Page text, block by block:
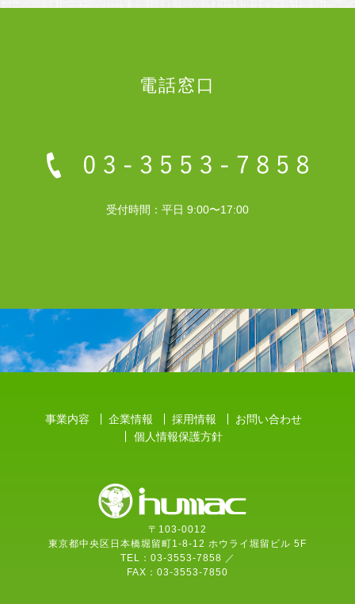
電話窓口
受付時間：平日 9:00〜17:00
事業内容 企業情報 採用情報
お問い合わせ
個人情報保護方針
〒103-0012
東京都中央区日本橋堀留町1-8-12 ホウライ堀留ビル 5F
TEL：03-3553-7858 ／
FAX：03-3553-7850